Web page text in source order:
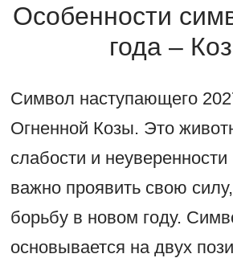
Особенности
года –
Символ наступающего
Огненной Козы. Это
слабости и неуверенности
важно проявить свою силу,
борьбу в новом году.
основывается на двух